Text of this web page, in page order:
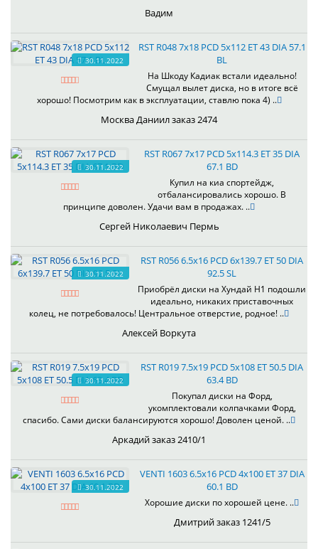
Вадим
30.11.2022
RST R048 7x18 PCD 5x112 ET 43 DIA 57.1
BL
На Шкоду Кадиак встали идеально!
Смущал вылет диска, но в итоге всё
хорошо! Посмотрим как в эксплуатации, ставлю пока 4) ..
Москва Даниил заказ 2474
30.11.2022
RST R067 7x17 PCD 5x114.3 ET 35 DIA
67.1 BD
Купил на киа спортейдж,
отбалансировались хорошо. В
принципе доволен. Удачи вам в продажах. ..
Сергей Николаевич Пермь
30.11.2022
RST R056 6.5x16 PCD 6x139.7 ET 50 DIA
92.5 SL
Приобрёл диски на Хундай H1 подошли
идеально, никаких приставочных
колец, не потребовалось! Центральное отверстие, родное! ..
Алексей Воркута
30.11.2022
RST R019 7.5x19 PCD 5x108 ET 50.5 DIA
63.4 BD
Покупал диски на Форд,
укомплектовали колпачками Форд,
спасибо. Сами диски балансируются хорошо! Доволен ценой. ..
Аркадий заказ 2410/1
30.11.2022
VENTI 1603 6.5x16 PCD 4x100 ET 37 DIA
60.1 BD
Хорошие диски по хорошей цене. ..
Дмитрий заказ 1241/5